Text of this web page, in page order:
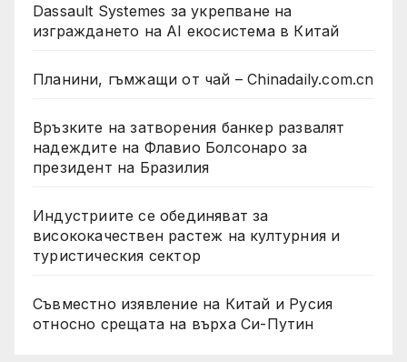
Dassault Systemes за укрепване на
изграждането на AI екосистема в Китай
Планини, гъмжащи от чай – Chinadaily.com.cn
Връзките на затворения банкер развалят
надеждите на Флавио Болсонаро за
президент на Бразилия
Индустриите се обединяват за
висококачествен растеж на културния и
туристическия сектор
Съвместно изявление на Китай и Русия
относно срещата на върха Си-Путин